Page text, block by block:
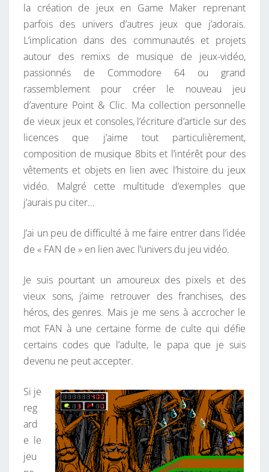
la création de jeux en Game Maker reprenant
parfois des univers d’autres jeux que j’adorais.
L’implication dans des communautés et projets
autour des remixs de musique de jeux-vidéo,
passionnés de Commodore 64 ou grand
rassemblement pour créer le nouveau jeu
d’aventure Point & Clic. Ma collection personnelle
de vieux jeux et consoles, l’écriture d’article sur des
licences que j’aime tout particulièrement,
composition de musique 8bits et l’intérêt pour des
vêtements et objets en lien avec l’histoire du jeux
vidéo. Malgré cette multitude d’exemples que
j’aurais pu citer…
J’ai un peu de difficulté à me faire entrer dans l’idée
de « FAN de » en lien avec l’univers du jeu vidéo.
Je suis pourtant un amoureux des pixels et des
vieux sons, j’aime retrouver des franchises, des
héros, des genres. Mais je me sens à accrocher le
mot FAN à une certaine forme de culte qui défie
certains codes que l’adulte, le papa que je suis
devenu ne peut accepter.
Si je
reg
ard
e le
jeu